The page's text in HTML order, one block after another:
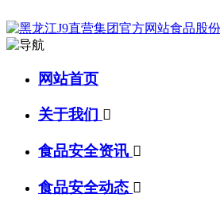
网站首页
关于我们 
食品安全资讯 
食品安全动态 